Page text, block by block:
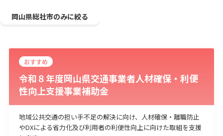
物流・運輸業 製造業 情報通信業
建設･不動産業
サービス業 医療･福祉 農業･林業
漁業
宿泊･旅館業
その他
岡山県総社市のみに絞る
おすすめ
令和８年度岡山県交通事業者人材確保・利便
性向上支援事業補助金
地域公共交通の担い手不足の解決に向け、人材確保・離職防止
やDXによる省力化及び利用者の利便性向上に向けた取組を支援